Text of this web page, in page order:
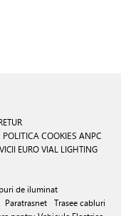
POLITICA COOKIES ANPC
EURO VIAL LIGHTING
de iluminat
Paratrasnet
Trasee cabluri